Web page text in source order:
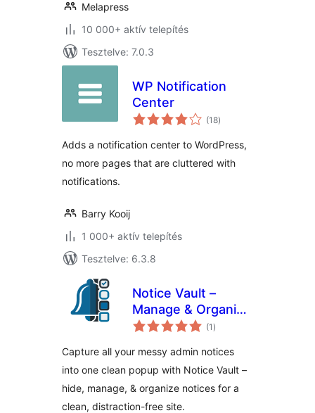
Melapress
10 000+ aktív telepítés
Tesztelve: 7.0.3
WP Notification
Center
(18értékelés
összesen
)
Adds a notification center to WordPress,
no more pages that are cluttered with
notifications.
Barry Kooij
1 000+ aktív telepítés
Tesztelve: 6.3.8
Notice Vault –
Manage & Organize
Admin Notices
(1 értékelés
összesen
)
Capture all your messy admin notices
into one clean popup with Notice Vault –
hide, manage, & organize notices for a
clean, distraction-free site.